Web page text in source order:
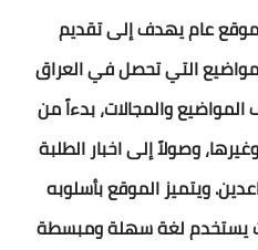
عام يهدف إلى تقديم
التي تحصل في العراق
المواضيع والمجالات، بدءاً من
وصولاً إلى اخبار الطلبة
ويتميز الموقع بأسلوبه
يستخدم لغة سهلة ومبسطة